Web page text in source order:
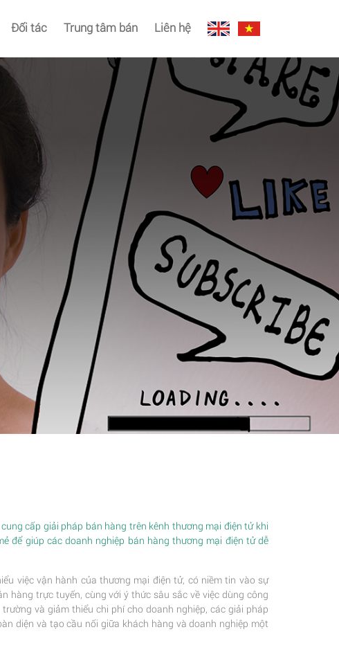
Đối tác Trung tâm bán Liên hệ
cấp giải pháp bán hàng trên kênh thương mại điện tử khi
để giúp các doanh nghiệp bán hàng thương mại điện tử dễ
việc vận hành của thương mại điện tử, có niềm tin vào sự
hàng trực tuyến, cùng với ý thức sâu sắc về việc dùng công
và giảm thiểu chi phí cho doanh nghiệp, các giải pháp
diện và tạo cầu nối giữa khách hàng và doanh nghiệp một